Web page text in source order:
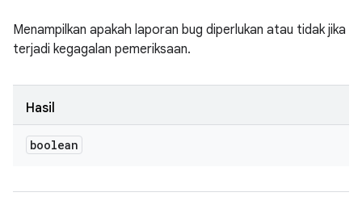
Menampilkan apakah laporan bug diperlukan atau tidak jika
terjadi kegagalan pemeriksaan.
Hasil
boolean